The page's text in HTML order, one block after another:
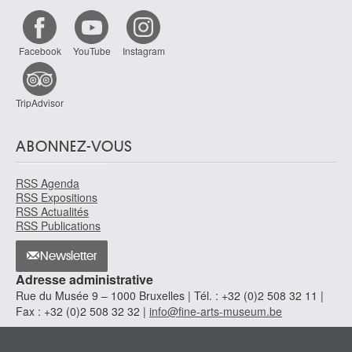
Forani Madeleine
Arlon 1916 - Bangkok (Thaïlande) 1976
Forchondt Willem
Anvers 1608 - 1678
Foujita Tsugouharu
Edogawa / Tokyo (Japon) 1886 - Zurich (Suisse) 1968
Presles / Aiseau-Presles 1814 - Ixelles / Bruxelles 1871
Fraikin Charles Auguste
Herenthals 1817 - Bruxelles 1893
France
première moitié XVIIe siècle
France
début XVIe siècle
France
France
Facebook YouTube Instagram
TripAdvisor
ABONNEZ-VOUS
RSS Agenda
RSS Expositions
RSS Actualités
RSS Publications
Newsletter
Adresse administrative
Rue du Musée 9 – 1000 Bruxelles | Tél. : +32 (0)2 508 32 11 |
Fax : +32 (0)2 508 32 32 | info@fine-arts-museum.be